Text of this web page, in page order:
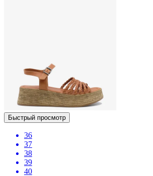
Быстрый просмотр
36
37
38
39
40